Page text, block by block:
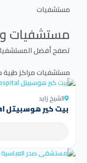
مستشفيات
مستشفيات
تصفح أفضل
مستشفياتمراكز طبية
الشيخ زايد
بيت كير هوسبيتل Pet Care Hospital